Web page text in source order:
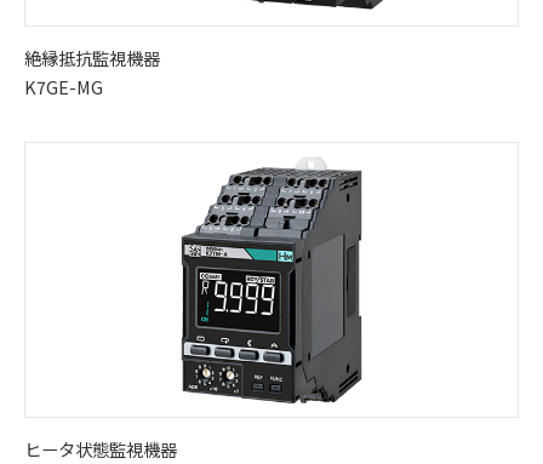
絶縁抵抗監視機器
K7GE-MG
ヒータ状態監視機器